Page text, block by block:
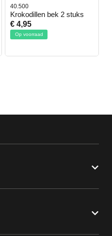
40.500
Krokodillen bek 2 stuks
€ 4,95
Op voorraad